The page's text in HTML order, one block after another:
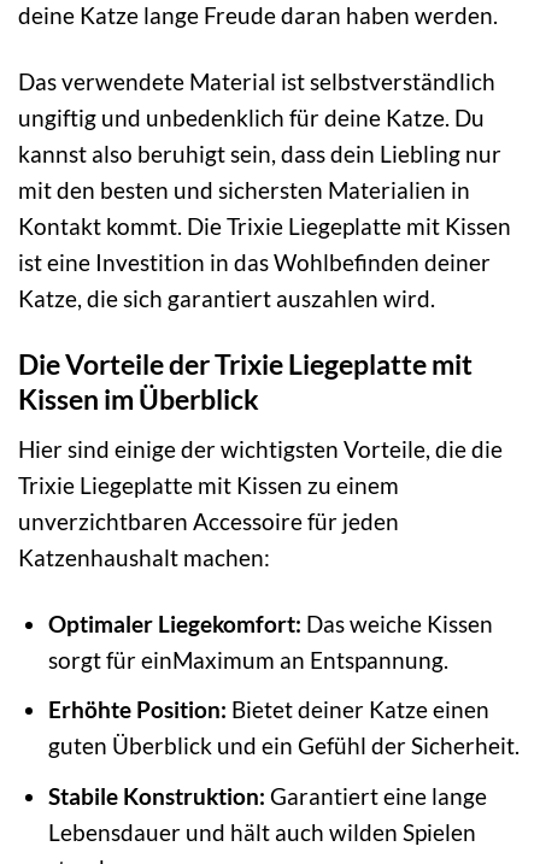
deine Katze lange Freude daran haben werden.
Das verwendete Material ist selbstverständlich
ungiftig und unbedenklich für deine Katze. Du
kannst also beruhigt sein, dass dein Liebling nur
mit den besten und sichersten Materialien in
Kontakt kommt. Die Trixie Liegeplatte mit Kissen
ist eine Investition in das Wohlbefinden deiner
Katze, die sich garantiert auszahlen wird.
Die Vorteile der Trixie Liegeplatte mit
Kissen im Überblick
Hier sind einige der wichtigsten Vorteile, die die
Trixie Liegeplatte mit Kissen zu einem
unverzichtbaren Accessoire für jeden
Katzenhaushalt machen:
Optimaler Liegekomfort: Das weiche Kissen
sorgt für einMaximum an Entspannung.
Erhöhte Position: Bietet deiner Katze einen
guten Überblick und ein Gefühl der Sicherheit.
Stabile Konstruktion: Garantiert eine lange
Lebensdauer und hält auch wilden Spielen